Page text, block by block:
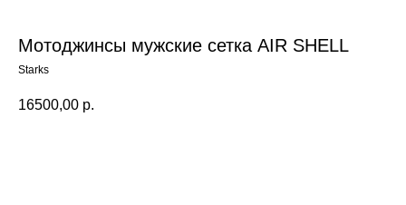
Мотоджинсы мужские сетка AIR SHELL
Starks
16500,00 р.